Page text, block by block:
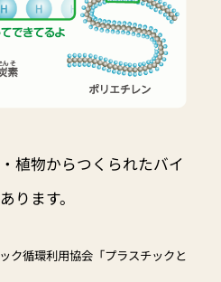
植物からつくられたバイ
ります。
ク循環利用協会「プラスチックと